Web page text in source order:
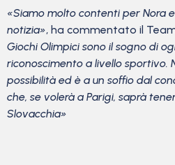
«Siamo molto contenti per Nora
notizia», ha commentato il
Giochi Olimpici sono il sogno di
riconoscimento a livello sportivo.
possibilità ed è a un soffio dal
che, se volerà a Parigi, saprà
Slovacchia»